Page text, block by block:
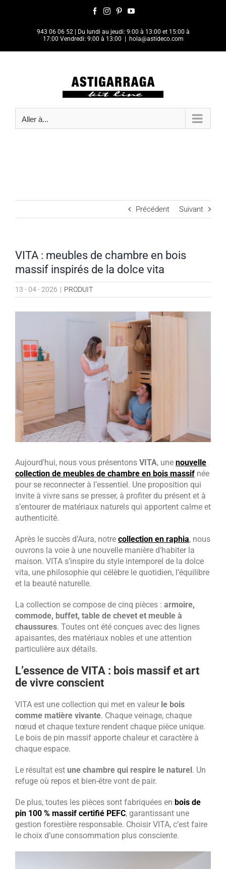
Facebook
InstagramPinterestYouTube
943 06 06 52
| Du lundi au jeudi: 9:00 à 13:00 et 15:00 à
17:00 Vendredi: 9:00 à 13:00
hola@astideco.com
Aller à...
Précédent Suivant
VITA : meubles de chambre en bois
massif inspirés de la dolce vita
13 - 04 - 2026 | PRODUIT
Aujourd’hui, nous vous présentons VITA, une nouvelle
collection de meubles de chambre en bois massif née
pour se reconnecter à l’essentiel. Une proposition qui
invite à vivre sans se presser, à profiter du présent et à
s’entourer de matériaux naturels qui apportent calme et
authenticité.
Après le succès d’Aura, notre collection en raphia, nous
ouvrons la voie à une nouvelle manière d’habiter la
maison. VITA s’inspire du style intemporel de la dolce
vita, une philosophie qui célèbre le quotidien, l’équilibre
et la beauté naturelle.
La collection se compose de cinq pièces : armoire,
commode, buffet, table de chevet et meuble à
chaussures. Toutes ont été conçues avec des lignes
apaisantes, des matériaux nobles et une attention
particulière aux détails.
L’essence de VITA : bois massif et art
de vivre conscient
VITA est une collection qui met en valeur le bois
comme matière vivante. Chaque veinage, chaque
nœud et chaque texture rendent chaque pièce unique.
Le bois de pin massif apporte chaleur et caractère à
chaque espace.
Le résultat est une chambre qui respire le naturel. Un
refuge où repos et bien-être vont de pair.
De plus, toutes les pièces sont fabriquées en bois de
pin 100 % massif certifié PEFC, garantissant une
gestion forestière responsable. Choisir VITA, c’est faire
le choix d’une consommation plus consciente.